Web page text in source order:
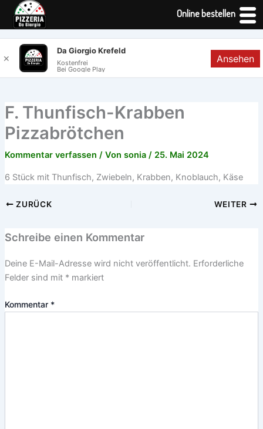
Inhalt
springen
F. Thunfisch-Krabben
Pizzabrötchen
Kommentar verfassen / Von sonia / 25. Mai 2024
6 Stück mit Thunfisch, Zwiebeln, Krabben, Knoblauch, Käse
ZURÜCK WEITER
Schreibe einen Kommentar
Deine E-Mail-Adresse wird nicht veröffentlicht. Erforderliche
Felder sind mit *markiert
Kommentar *
Online bestellen
✕
Da Giorgio Krefeld
Kostenfrei
Bei Google Play
Ansehen